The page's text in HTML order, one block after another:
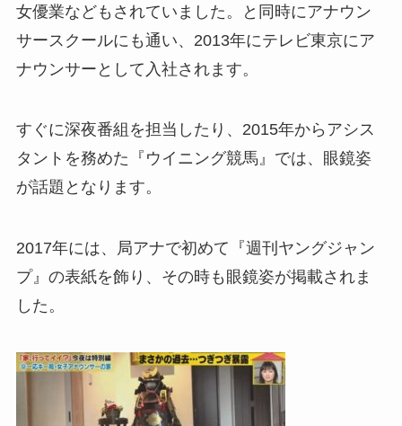
女優業などもされていました。と同時にアナウン
サースクールにも通い、2013年にテレビ東京にア
ナウンサーとして入社されます。
すぐに深夜番組を担当したり、2015年からアシス
タントを務めた『ウイニング競馬』では、眼鏡姿
が話題となります。
2017年には、局アナで初めて『週刊ヤングジャン
プ』の表紙を飾り、その時も眼鏡姿が掲載されま
した。